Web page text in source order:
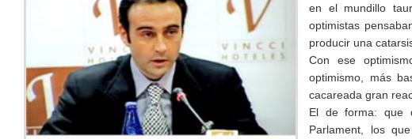
en el mundillo
optimistas
producir una
Con ese
optimismo, más
cacareada gran
El de forma: que
Parlament, los